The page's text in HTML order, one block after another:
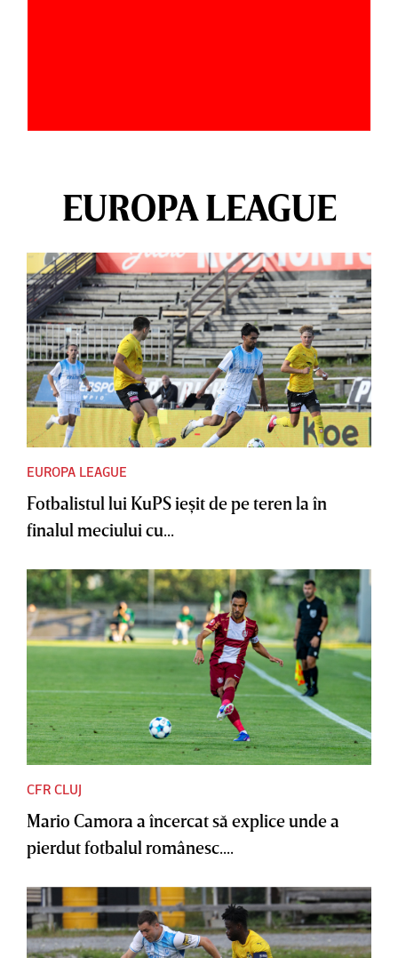
EUROPA LEAGUE
EUROPA LEAGUE
Fotbalistul lui KuPS ieşit de pe teren la în
finalul meciului cu...
CFR CLUJ
Mario Camora a încercat să explice unde a
pierdut fotbalul românesc....